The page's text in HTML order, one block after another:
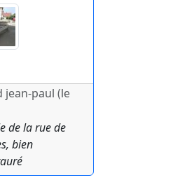
jean-paul (le
de la rue de
bien